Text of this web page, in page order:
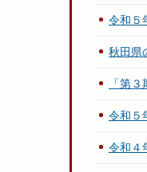
令和５
秋田県
「第
令和５
令和４